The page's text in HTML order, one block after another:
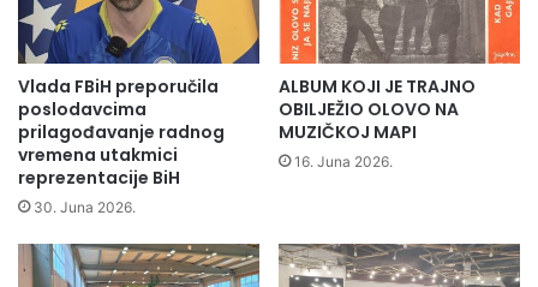
m
j
e
s
t
u
v
a
n
i
č
n
o
o
Vlada FBiH preporučila
poslodavcima
prilagođavanje radnog
vremena utakmici
reprezentacije BiH
30. Juna 2026.
ALBUM KOJI JE TRAJNO
OBILJEŽIO OLOVO NA
MUZIČKOJ MAPI
16. Juna 2026.